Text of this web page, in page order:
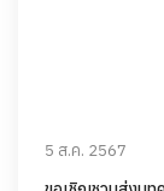
5 ส.ค. 2567